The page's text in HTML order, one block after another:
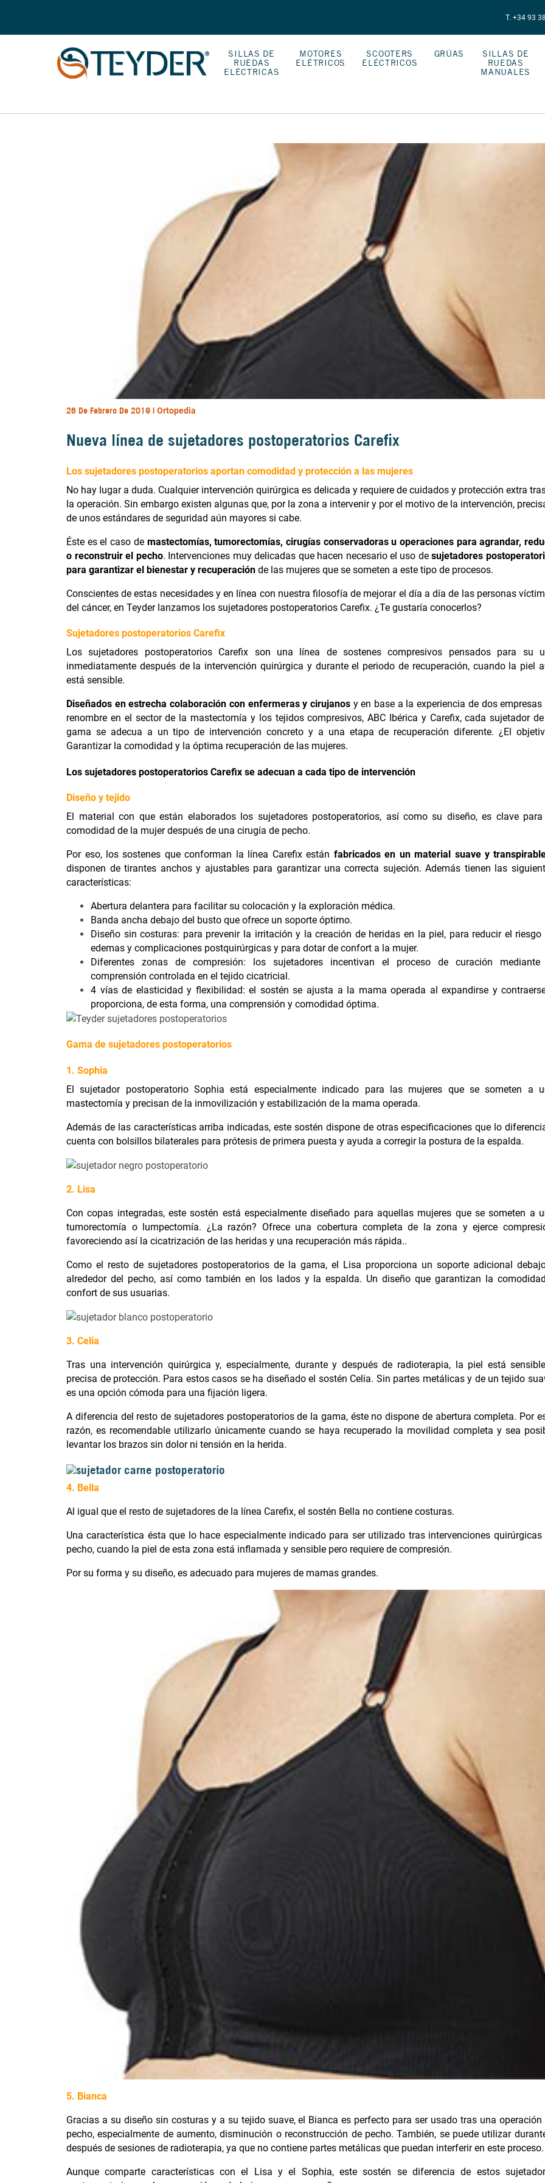
T. +34 93
SILLAS DE
RUEDAS
ELÉCTRICAS
MOTORES
ELÉTRICOS
SCOOTERS
ELÉCTRICOS
GRÚAS
SILLAS DE
RUEDAS
MANUALES
26 De Febrero De 2019 |Ortopedia
Nueva línea de sujetadores postoperatorios Carefix
Los sujetadores postoperatorios aportan comodidad y protección a las mujeres
No hay lugar a duda. Cualquier intervención quirúrgica es delicada y requiere de cuidados y protección extra
la operación. Sin embargo existen algunas que, por la zona a intervenir y por el motivo de la intervención,
de unos estándares de seguridad aún mayores si cabe.
Éste es el caso de mastectomías, tumorectomías, cirugías conservadoras u operaciones para agrandar,
o reconstruir el pecho. Intervenciones muy delicadas que hacen necesario el uso desujetadores
para garantizar el bienestar y recuperación de las mujeres que se someten a este tipo de procesos.
Conscientes de estas necesidades y en línea con nuestra filosofía de mejorar el día a día de las personas
del cáncer, en Teyder lanzamos los sujetadores postoperatorios Carefix. ¿Te gustaría conocerlos?
Sujetadores postoperatorios Carefix
Los sujetadores postoperatorios Carefix son una línea de sostenes compresivos pensados para su
inmediatamente después de la intervención quirúrgica y durante el periodo de recuperación, cuando la piel
está sensible.
Diseñados en estrecha colaboración con enfermeras y cirujanosy en base a la experiencia de dos empresas
renombre en el sector de la mastectomía y los tejidos compresivos, ABC Ibérica y Carefix, cada sujetador
gama se adecua a un tipo de intervención concreto y a una etapa de recuperación diferente. ¿El
Garantizar la comodidad y la óptima recuperación de las mujeres.
Los sujetadores postoperatorios Carefix se adecuan a cada tipo de intervención
Diseño y tejido
El material con que están elaborados los sujetadores postoperatorios, así como su diseño, es clave
comodidad de la mujer después de una cirugía de pecho.
Por eso, los sostenes que conforman la línea Carefix están fabricados en un material suave y
disponen de tirantes anchos y ajustables para garantizar una correcta sujeción. Además tienen las
características:
Abertura delantera para facilitar su colocación y la exploración médica.
Banda ancha debajo del busto que ofrece un soporte óptimo.
Diseño sin costuras: para prevenir la irritación y la creación de heridas en la piel, para reducir el riesgo
edemas y complicaciones postquirúrgicas y para dotar de confort a la mujer.
Diferentes zonas de compresión: los sujetadores incentivan el proceso de curación
comprensión controlada en el tejido cicatricial.
4 vías de elasticidad y flexibilidad: el sostén se ajusta a la mama operada al expandirse y
proporciona, de esta forma, una comprensión y comodidad óptima.
Gama de sujetadores postoperatorios
1. Sophia
El sujetador postoperatorio Sophia está especialmente indicado para las mujeres que se someten a
mastectomía y precisan de la inmovilización y estabilización de la mama operada.
Además de las características arriba indicadas, este sostén dispone de otras especificaciones que lo
cuenta con bolsillos bilaterales para prótesis de primera puesta y ayuda a corregir la postura de la espalda.
2. Lisa
Con copas integradas, este sostén está especialmente diseñado para aquellas mujeres que se someten a
tumorectomía o lumpectomía. ¿La razón? Ofrece una cobertura completa de la zona y ejerce
favoreciendo así la cicatrización de las heridas y una recuperación más rápida..
Como el resto de sujetadores postoperatorios de la gama, el Lisa proporciona un soporte adicional
alrededor del pecho, así como también en los lados y la espalda. Un diseño que garantizan la
confort de sus usuarias.
3. Celia
Tras una intervención quirúrgica y, especialmente, durante y después de radioterapia, la piel está
precisa de protección. Para estos casos se ha diseñado el sostén Celia. Sin partes metálicas y de un tejido
es una opción cómoda para una fijación ligera.
A diferencia del resto de sujetadores postoperatorios de la gama, éste no dispone de abertura completa. Por
razón, es recomendable utilizarlo únicamente cuando se haya recuperado la movilidad completa y sea
levantar los brazos sin dolor ni tensión en la herida.
4. Bella
Al igual que el resto de sujetadores de la línea Carefix, el sostén Bella no contiene costuras.
Una característica ésta que lo hace especialmente indicado para ser utilizado tras intervenciones quirúrgicas
pecho, cuando la piel de esta zona está inflamada y sensible pero requiere de compresión.
Por su forma y su diseño, es adecuado para mujeres de mamas grandes.
5. Bianca
Gracias a su diseño sin costuras y a su tejido suave, el Bianca es perfecto para ser usado tras una operación
pecho, especialmente de aumento, disminución o reconstrucción de pecho. También, se puede utilizar
después de sesiones de radioterapia, ya que no contiene partes metálicas que puedan interferir en este proceso.
Aunque comparte características con el Lisa y el Sophia, este sostén se diferencia de estos